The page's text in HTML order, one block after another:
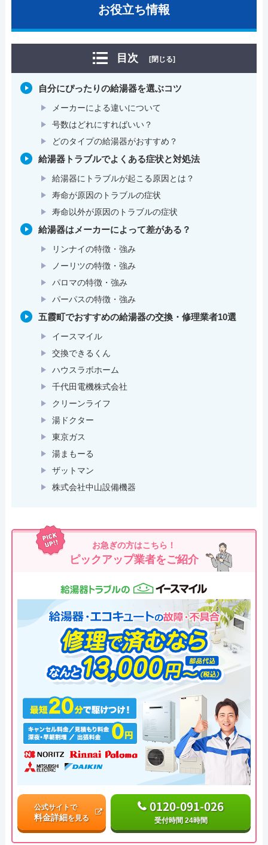
お役立ち情報
目次 [閉じる]
自分にぴったりの給湯器を選ぶコツ
メーカーによる違いについて
号数はどれにすればいい？
どのタイプの給湯器がおすすめ？
給湯器トラブルでよくある症状と対処法
給湯器にトラブルが起こる原因とは？
寿命が原因のトラブルの症状
寿命以外が原因のトラブルの症状
給湯器はメーカーによって差がある？
リンナイの特徴・強み
ノーリツの特徴・強み
パロマの特徴・強み
パーパスの特徴・強み
五霞町でおすすめの給湯器の交換・修理業者10選
イースマイル
交換できるくん
ハウスラボホーム
千代田電機株式会社
クリーンライフ
湯ドクター
東京ガス
湯まもーる
ザットマン
株式会社中山設備機器
お急ぎの方はこちら！
ピックアップ業者をご紹介
公式サイトで
料金詳細を見る
0120-091-026
受付時間 24時間